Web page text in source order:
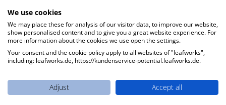
We use cookies
We may place these for analysis of our visitor data, to improve our website,
show personalised content and to give you a great website experience. For
more information about the cookies we use open the settings.
Your consent and the cookie policy apply to all websites of "leafworks",
including: leafworks.de, https://kundenservice-potential.leafworks.de.
Adjust Accept all